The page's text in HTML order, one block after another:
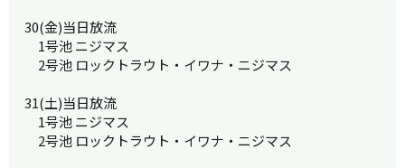
30(金)当日放流
1号池 ニジマス
2号池 ロックトラウト・イワナ・ニジマス
31(土)当日放流
1号池 ニジマス
2号池 ロックトラウト・イワナ・ニジマス